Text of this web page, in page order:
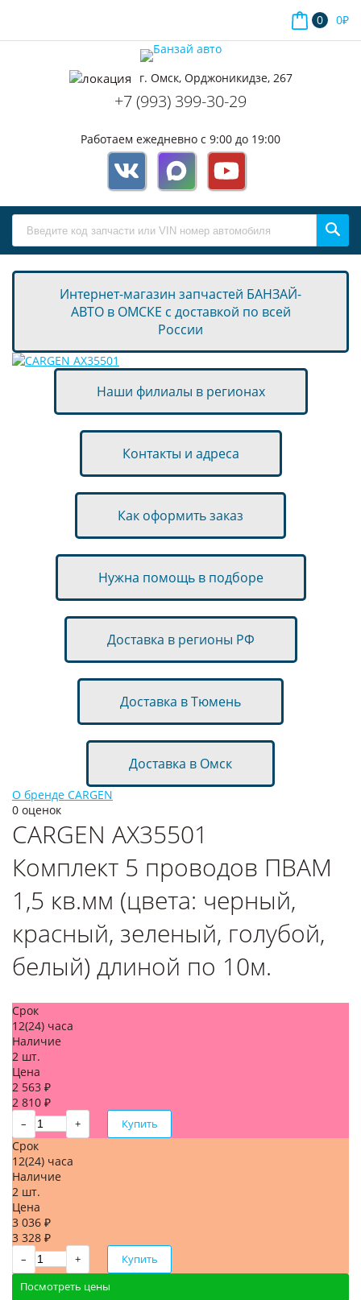
0 0₽
г. Омск, Орджоникидзе, 267
+7 (993) 399-30-29
Работаем ежедневно с 9:00 до 19:00
Интернет-магазин запчастей БАНЗАЙ-
АВТО в ОМСКЕ с доставкой по всей
России
Наши филиалы в регионах
Контакты и адреса
Как оформить заказ
Нужна помощь в подборе
Доставка в регионы РФ
Доставка в Тюмень
Доставка в Омск
О бренде CARGEN
0 оценок
CARGEN AX35501
Комплект 5 проводов ПВАМ
1,5 кв.мм (цвета: черный,
красный, зеленый, голубой,
белый) длиной по 10м.
Срок
12(24) часа
Наличие
2 шт.
Цена
2 563 ₽
2 810 ₽
– + Купить
Срок
12(24) часа
Наличие
2 шт.
Цена
3 036 ₽
3 328 ₽
– +
Купить
Посмотреть цены